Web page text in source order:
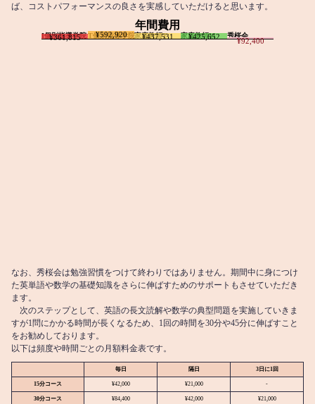
ば、コストパフォーマンスの良さを実感していただけると思います。
年間費用
I個別指導学院
¥361,815 T個別指導学院
¥592,920 家庭教師T
¥437,531 家庭教師M
¥425,652 秀桜会
¥92,400
なお、秀桜会は勉強習慣をつけて終わりではありません。期間中に身につけ
た英単語や数学の基礎知識をさらに伸ばすためのサポートもさせていただき
ます。
次のステップとして、英語の長文読解や数学の典型問題を実施していきま
すが1問にかかる時間が長くなるため、1回の時間を30分や45分に伸ばすこと
をお勧めしております。
以下は頻度や時間ごとの月額料金表です。
毎日 隔日 3日に1回
15分コース ¥42,000 ¥21,000 -
30分コース ¥84,400 ¥42,000 ¥21,000